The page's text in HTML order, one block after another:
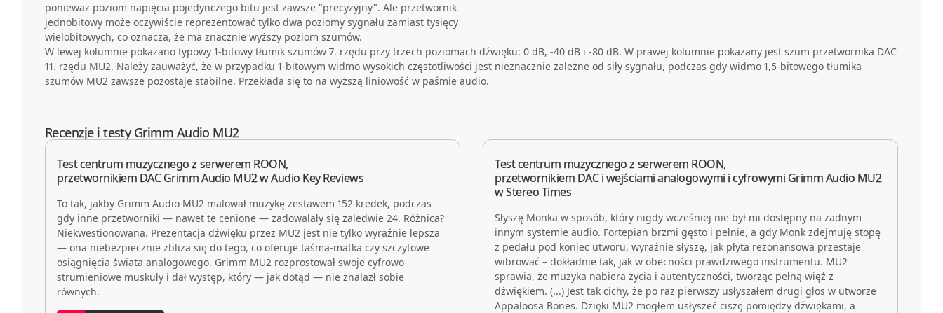
ponieważ poziom napięcia pojedynczego bitu jest zawsze "precyzyjny". Ale przetwornik
jednobitowy może oczywiście reprezentować tylko dwa poziomy sygnału zamiast tysięcy
wielobitowych, co oznacza, że ma znacznie wyższy poziom szumów.
W lewej kolumnie pokazano typowy 1-bitowy tłumik szumów 7. rzędu przy trzech poziomach dźwięku: 0 dB, -40 dB i -80 dB. W prawej kolumnie pokazany jest szum przetwornika DAC
11. rzędu MU2. Należy zauważyć, że w przypadku 1-bitowym widmo wysokich częstotliwości jest nieznacznie zależne od siły sygnału, podczas gdy widmo 1,5-bitowego tłumika
szumów MU2 zawsze pozostaje stabilne. Przekłada się to na wyższą liniowość w paśmie audio.
Recenzje i testy Grimm Audio MU2
Test centrum muzycznego z serwerem ROON,
przetwornikiem DAC Grimm Audio MU2 w Audio Key Reviews
To tak, jakby Grimm Audio MU2 malował muzykę zestawem 152 kredek, podczas
gdy inne przetworniki — nawet te cenione — zadowalały się zaledwie 24. Różnica?
Niekwestionowana. Prezentacja dźwięku przez MU2 jest nie tylko wyraźnie lepsza
— ona niebezpiecznie zbliża się do tego, co oferuje taśma-matka czy szczytowe
osiągnięcia świata analogowego. Grimm MU2 rozprostował swoje cyfrowo-
strumieniowe muskuły i dał występ, który — jak dotąd — nie znalazł sobie
równych.
Test centrum muzycznego z serwerem ROON,
przetwornikiem DAC i wejściami analogowymi i cyfrowymi Grimm Audio MU2
w Stereo Times
Słyszę Monka w sposób, który nigdy wcześniej nie był mi dostępny na żadnym
innym systemie audio. Fortepian brzmi gęsto i pełnie, a gdy Monk zdejmuję stopę
z pedału pod koniec utworu, wyraźnie słyszę, jak płyta rezonansowa przestaje
wibrować – dokładnie tak, jak w obecności prawdziwego instrumentu. MU2
sprawia, że muzyka nabiera życia i autentyczności, tworząc pełną więź z
dźwiękiem. (...) Jest tak cichy, że po raz pierwszy usłyszałem drugi głos w utworze
Appaloosa Bones. Dzięki MU2 mogłem usłyszeć ciszę pomiędzy dźwiękami, a